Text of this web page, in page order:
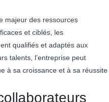
majeur des ressources
et ciblés, les
qualifiés et adaptés aux
talents, l’entreprise peut
à sa croissance et à sa réussite